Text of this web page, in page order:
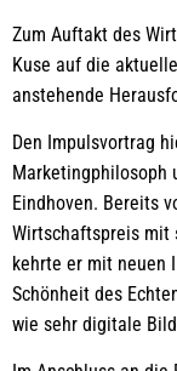
Zum Auftakt des
Kuse auf die
anstehende
Den Impulsvortrag
Marketingphilosoph
Eindhoven. Bereits
Wirtschaftspreis mit
kehrte er mit neuen
Schönheit des
wie sehr digitale